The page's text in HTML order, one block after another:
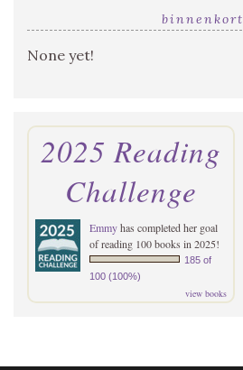
binnenkort
None yet!
2025 Reading
Challenge
Emmyhas completed her goal
of reading 100 books in 2025!
185 of
100 (100%)
view books